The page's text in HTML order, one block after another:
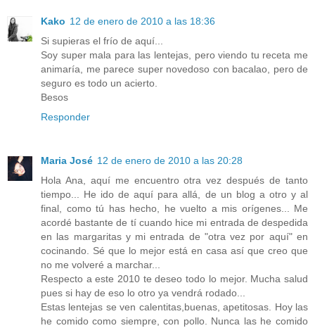
Kako 12 de enero de 2010 a las 18:36
Si supieras el frío de aquí...
Soy super mala para las lentejas, pero viendo tu receta me
animaría, me parece super novedoso con bacalao, pero de
seguro es todo un acierto.
Besos
Responder
Maria José 12 de enero de 2010 a las 20:28
Hola Ana, aquí me encuentro otra vez después de tanto
tiempo... He ido de aquí para allá, de un blog a otro y al
final, como tú has hecho, he vuelto a mis orígenes... Me
acordé bastante de tí cuando hice mi entrada de despedida
en las margaritas y mi entrada de "otra vez por aquí" en
cocinando. Sé que lo mejor está en casa así que creo que
no me volveré a marchar...
Respecto a este 2010 te deseo todo lo mejor. Mucha salud
pues si hay de eso lo otro ya vendrá rodado...
Estas lentejas se ven calentitas,buenas, apetitosas. Hoy las
he comido como siempre, con pollo. Nunca las he comido